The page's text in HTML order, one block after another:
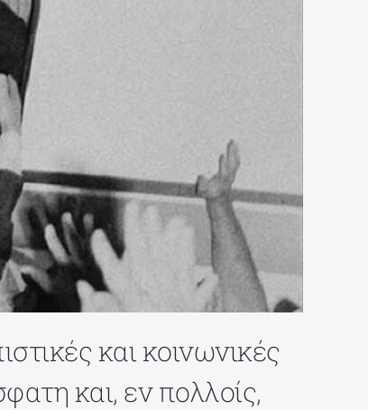
και κοινωνικές
και, εν πολλοίς,